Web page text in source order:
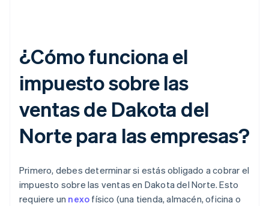
¿Cómo funciona el
impuesto sobre las
ventas de Dakota del
Norte para las empresas?
Primero, debes determinar si estás obligado a cobrar el
impuesto sobre las ventas en Dakota del Norte. Esto
requiere un nexo físico (una tienda, almacén, oficina o